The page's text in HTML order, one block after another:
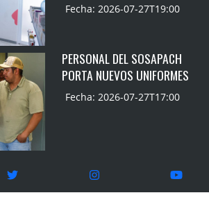
Fecha: 2026-07-27T19:00
PERSONAL DEL SOSAPACH
PORTA NUEVOS UNIFORMES
Fecha: 2026-07-27T17:00